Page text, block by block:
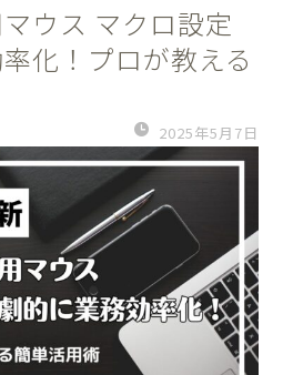
ウス マクロ設定
化！プロが教える
2025年5月7日